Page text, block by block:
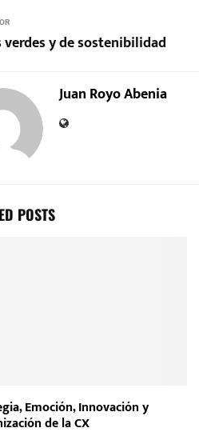
verdes y de sostenibilidad
Juan Royo Abenia
POSTS
Emoción, Innovación y
de la CX